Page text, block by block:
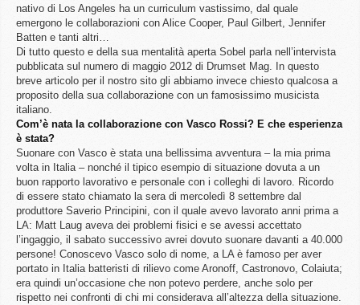
nativo di Los Angeles ha un curriculum vastissimo, dal quale
emergono le collaborazioni con Alice Cooper, Paul Gilbert, Jennifer
Batten e tanti altri…
Di tutto questo e della sua mentalità aperta Sobel parla nell’intervista
pubblicata sul numero di maggio 2012 di Drumset Mag. In questo
breve articolo per il nostro sito gli abbiamo invece chiesto qualcosa a
proposito della sua collaborazione con un famosissimo musicista
italiano.
Com’è nata la collaborazione con Vasco Rossi? E che esperienza
è stata?
Suonare con Vasco è stata una bellissima avventura – la mia prima
volta in Italia – nonché il tipico esempio di situazione dovuta a un
buon rapporto lavorativo e personale con i colleghi di lavoro. Ricordo
di essere stato chiamato la sera di mercoledì 8 settembre dal
produttore Saverio Principini, con il quale avevo lavorato anni prima a
LA: Matt Laug aveva dei problemi fisici e se avessi accettato
l’ingaggio, il sabato successivo avrei dovuto suonare davanti a 40.000
persone! Conoscevo Vasco solo di nome, a LA è famoso per aver
portato in Italia batteristi di rilievo come Aronoff, Castronovo, Colaiuta;
era quindi un’occasione che non potevo perdere, anche solo per
rispetto nei confronti di chi mi considerava all’altezza della situazione.